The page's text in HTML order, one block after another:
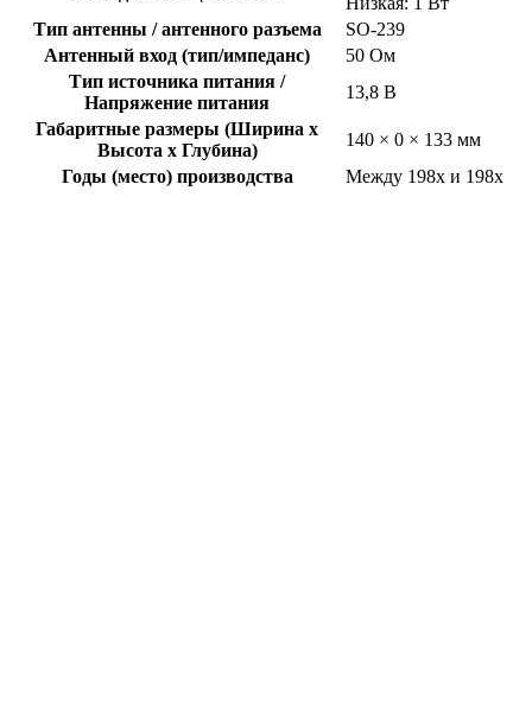
Тип антенны / антенного разъема
SO-239
Антенный вход (тип/импеданс)
50 Ом
Тип источника питания /
Напряжение питания
13,8 В
Габаритные размеры (Ширина x
Высота x Глубина)
140 × 0 × 133 мм
Годы (место) производства
Между 198x и 198x